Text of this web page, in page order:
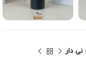
دار